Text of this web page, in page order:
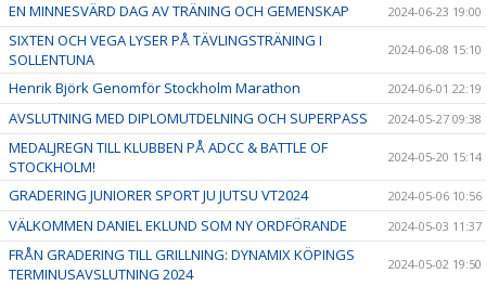
EN MINNESVÄRD DAG AV TRÄNING OCH GEMENSKAP 2024-06-23 19:00
SIXTEN OCH VEGA LYSER PÅ TÄVLINGSTRÄNING I
SOLLENTUNA
2024-06-08 15:10
Henrik Björk Genomför Stockholm Marathon 2024-06-01 22:19
AVSLUTNING MED DIPLOMUTDELNING OCH SUPERPASS 2024-05-27 09:38
MEDALJREGN TILL KLUBBEN PÅ ADCC & BATTLE OF
STOCKHOLM!
2024-05-20 15:14
GRADERING JUNIORER SPORT JU JUTSU VT2024 2024-05-06 10:56
VÄLKOMMEN DANIEL EKLUND SOM NY ORDFÖRANDE 2024-05-03 11:37
FRÅN GRADERING TILL GRILLNING: DYNAMIX KÖPINGS
TERMINUSAVSLUTNING 2024
2024-05-02 19:50